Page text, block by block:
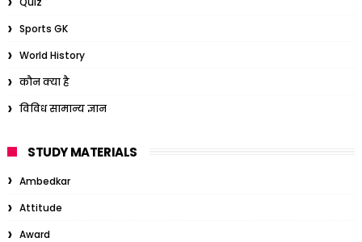
Sports GK
World History
कौन क्या है
विविध सामान्य ज्ञान
STUDY MATERIALS
Ambedkar
Attitude
Award